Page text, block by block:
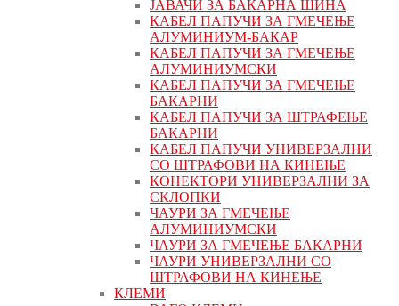
ЈАВАЧИ ЗА БАКАРНА ШИНА
КАБЕЛ ПАПУЧИ ЗА ГМЕЧЕЊЕ
АЛУМИНИУМ-БАКАР
КАБЕЛ ПАПУЧИ ЗА ГМЕЧЕЊЕ
АЛУМИНИУМСКИ
КАБЕЛ ПАПУЧИ ЗА ГМЕЧЕЊЕ
БАКАРНИ
КАБЕЛ ПАПУЧИ ЗА ШТРАФЕЊЕ
БАКАРНИ
КАБЕЛ ПАПУЧИ УНИВЕРЗАЛНИ
СО ШТРАФОВИ НА КИНЕЊЕ
КОНЕКТОРИ УНИВЕРЗАЛНИ ЗА
СКЛОПКИ
ЧАУРИ ЗА ГМЕЧЕЊЕ
АЛУМИНИУМСКИ
ЧАУРИ ЗА ГМЕЧЕЊЕ БАКАРНИ
ЧАУРИ УНИВЕРЗАЛНИ СО
ШТРАФОВИ НА КИНЕЊЕ
КЛЕМИ